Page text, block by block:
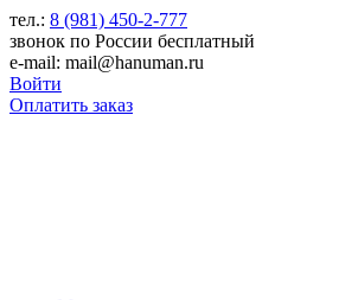
тел.: 8 (981) 450-2-777
звонок по России бесплатный
e-mail: mail@hanuman.ru
Войти
Оплатить заказ